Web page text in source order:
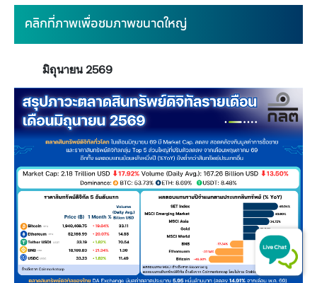
​คลิกที่ภาพเพื่อชมภาพขนา​​ดใหญ่
มิถุนายน 2569